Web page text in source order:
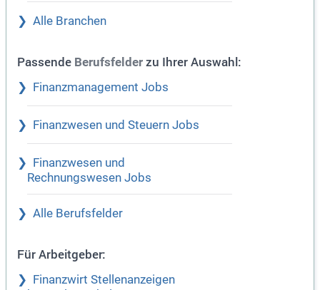
Alle Branchen
Passende Berufsfelder zu Ihrer Auswahl:
Finanzmanagement Jobs
Finanzwesen und Steuern Jobs
Finanzwesen und
Rechnungswesen Jobs
Alle Berufsfelder
Für Arbeitgeber:
Finanzwirt Stellenanzeigen